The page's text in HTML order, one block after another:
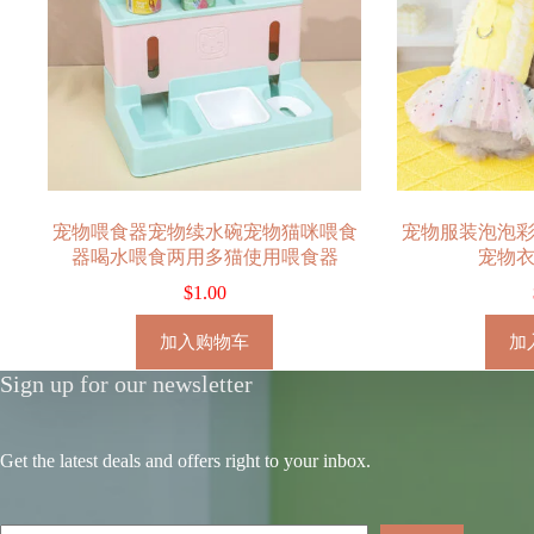
宠物喂食器宠物续水碗宠物猫咪喂食
器喝水喂食两用多猫使用喂食器
$1.00
加入购物车
宠物服装泡泡
宠物
加
Sign up for our newsletter
Get the latest deals and offers right to your inbox.